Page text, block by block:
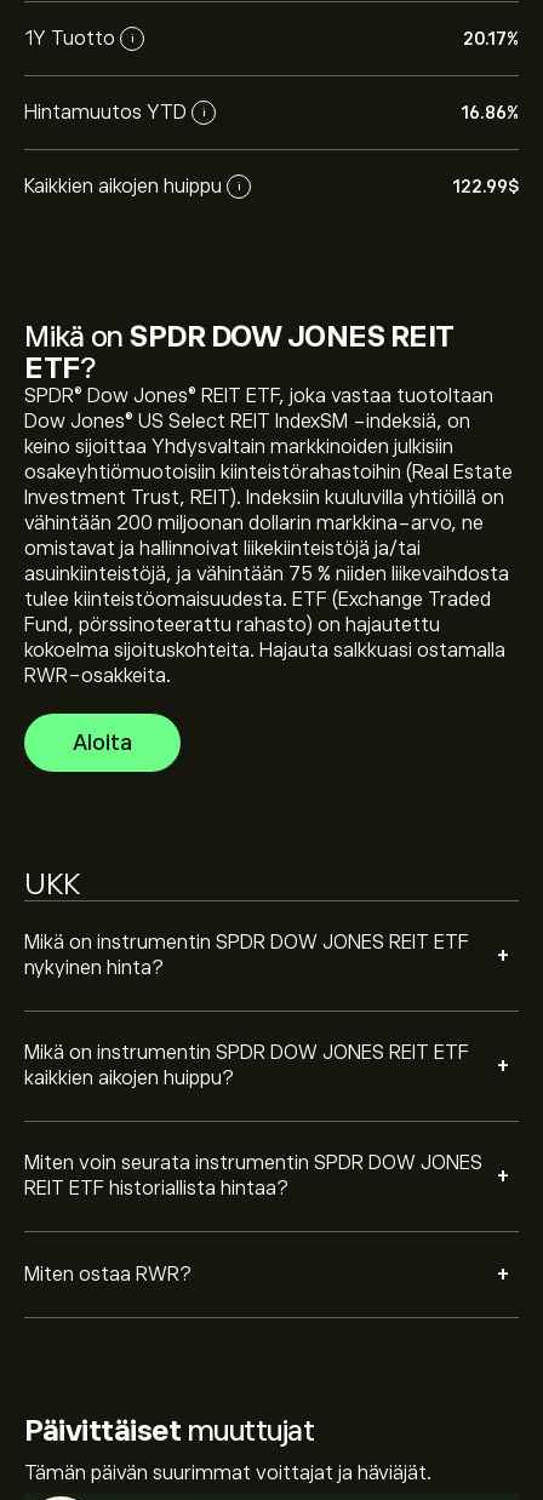
1Y Tuotto i 20.17%
Hintamuutos YTD i 16.86%
Kaikkien aikojen huippu i 122.99‎$‎
Mikä on SPDR DOW JONES REIT
ETF?
SPDR® Dow Jones® REIT ETF, joka vastaa tuotoltaan
Dow Jones® US Select REIT IndexSM -indeksiä, on
keino sijoittaa Yhdysvaltain markkinoiden julkisiin
osakeyhtiömuotoisiin kiinteistörahastoihin (Real Estate
Investment Trust, REIT). Indeksiin kuuluvilla yhtiöillä on
vähintään 200 miljoonan dollarin markkina-arvo, ne
omistavat ja hallinnoivat liikekiinteistöjä ja/tai
asuinkiinteistöjä, ja vähintään 75 % niiden liikevaihdosta
tulee kiinteistöomaisuudesta. ETF (Exchange Traded
Fund, pörssinoteerattu rahasto) on hajautettu
kokoelma sijoituskohteita. Hajauta salkkuasi ostamalla
RWR-osakkeita.
Aloita
UKK
Mikä on instrumentin SPDR DOW JONES REIT ETF
nykyinen hinta?
+
Instrumentin RWR tämänhetkinen hinta on 114.79‎$‎
Mikä on instrumentin SPDR DOW JONES REIT ETF
kaikkien aikojen huippu?
+
Instrumentin SPDR DOW JONES REIT ETF kaikkien
aikojen huippu on 122.99‎$‎
Miten voin seurata instrumentin SPDR DOW JONES
REIT ETF historiallista hintaa?
+
Valitse "1D" tai "1W" aikaväli eToro-kaaviosta ja loitonna
aiemmat hintaliikkeet. Instrumentin SPDR DOW JONES
REIT ETF hinta on vaihdellut välillä 19.24‎$‎ viimeisen
vuoden aikana.
Miten ostaa RWR? +
Ostaaksesi instrumenttia RWR käy sivulla SPDR DOW
ostaa. Voit myös toteuttaa toimeksiannon, joka ostaa
instrumentin RWR tiettyyn hintaan tulevaisuudessa.
Päivittäiset muuttujat
Tämän päivän suurimmat voittajat ja häviäjät.